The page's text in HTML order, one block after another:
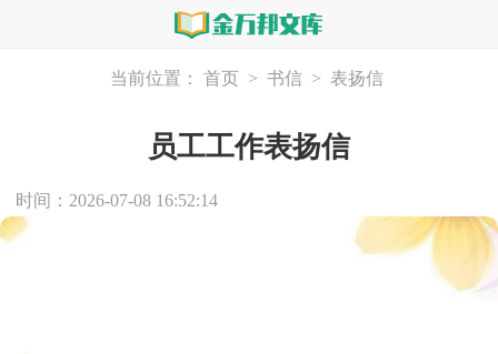
当前位置： 首页 > 书信 > 表扬信
员工工作表扬信
时间：2026-07-08 16:52:14